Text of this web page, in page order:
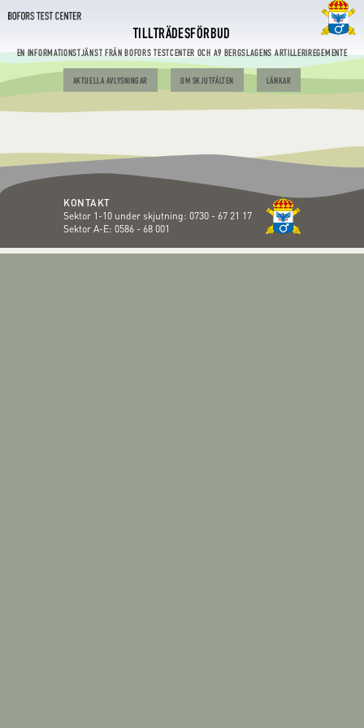
TILLTRÄDESFÖRBUD
EN INFORMATIONSTJÄNST FRÅN BOFORS TESTCENTER OCH A9 BERGSLAGENS ARTILLERIREGEMENTE
AKTUELLA AVLYSNINGAR OM SKJUTFÄLTEN LÄNKAR
KONTAKT
Sektor 1-10 under skjutning: 0730 - 67 21 17
Sektor A-E: 0586 - 68 001